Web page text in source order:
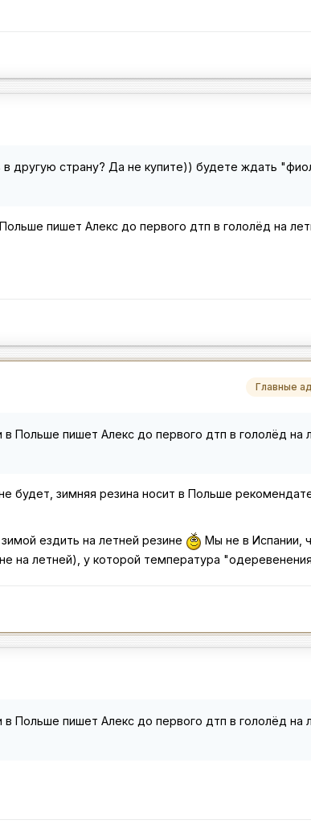
другую страну? Да не купите)) будете ждать
пишет Алекс до первого дтп в гололёд на
Главные
Польше пишет Алекс до первого дтп в гололёд на
будет, зимняя резина носит в Польше
ездить на летней резине
Мы не в Испании,
на летней), у которой температура
Польше пишет Алекс до первого дтп в гололёд на